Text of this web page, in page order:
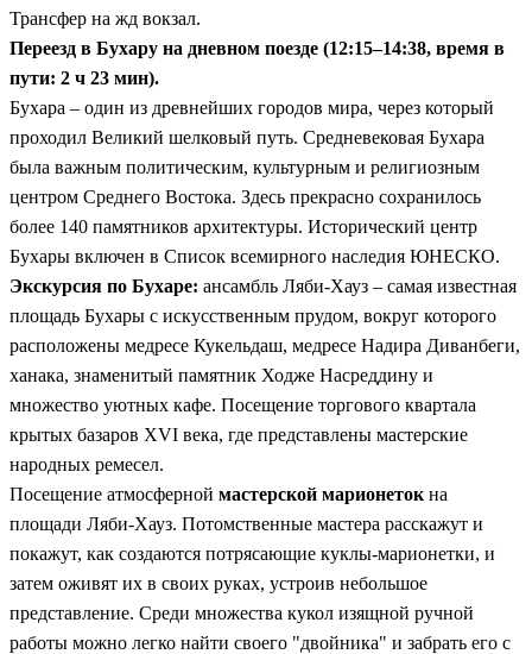
Трансфер на жд вокзал.
Переезд в Бухару на дневном поезде (12:15–14:38, время в
пути: 2 ч 23 мин).
Бухара – один из древнейших городов мира, через который
проходил Великий шелковый путь. Средневековая Бухара
была важным политическим, культурным и религиозным
центром Среднего Востока. Здесь прекрасно сохранилось
более 140 памятников архитектуры. Исторический центр
Бухары включен в Список всемирного наследия ЮНЕСКО.
Экскурсия по Бухаре: ансамбль Ляби-Хауз – самая известная
площадь Бухары с искусственным прудом, вокруг которого
расположены медресе Кукельдаш, медресе Надира Диванбеги,
ханака, знаменитый памятник Ходже Насреддину и
множество уютных кафе. Посещение торгового квартала
крытых базаров XVI века, где представлены мастерские
народных ремесел.
Посещение атмосферной мастерской марионеток на
площади Ляби-Хауз. Потомственные мастера расскажут и
покажут, как создаются потрясающие куклы-марионетки, и
затем оживят их в своих руках, устроив небольшое
представление. Среди множества кукол изящной ручной
работы можно легко найти своего "двойника" и забрать его с